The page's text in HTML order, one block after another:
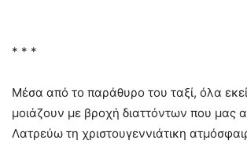
* * *
Μέσα από το παράθυρο του ταξί, όλα
μοιάζουν με βροχή διαττόντων που μας
Λατρεύω τη χριστουγεννιάτικη